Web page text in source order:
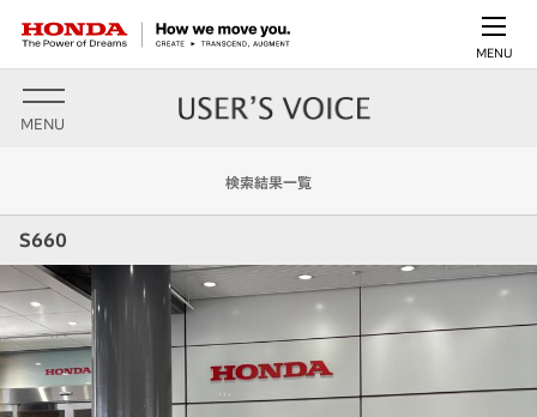
MENU
MENU
検索結果一覧
S660